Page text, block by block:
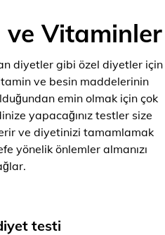
ve Vitaminler
diyetler gibi özel diyetler için
ve besin maddelerinin
emin olmak için çok
yapacağınız testler size
ve diyetinizi tamamlamak
yönelik önlemler almanızı
testi